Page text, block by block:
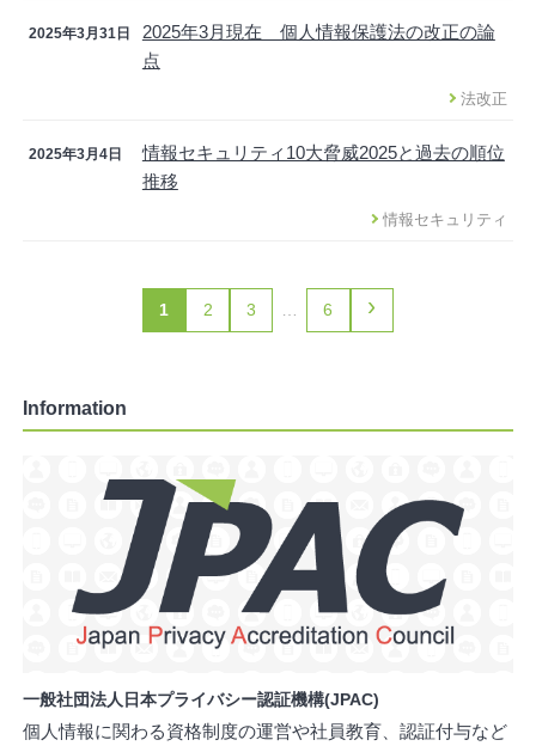
2025年3月31日
2025年3月現在 個人情報保護法の改正の論
点
法改正
2025年3月4日
情報セキュリティ10大脅威2025と過去の順位
推移
情報セキュリティ
1 2 3 … 6 ›
Information
一般社団法人日本プライバシー認証機構(JPAC)
個人情報に関わる資格制度の運営や社員教育、認証付与など